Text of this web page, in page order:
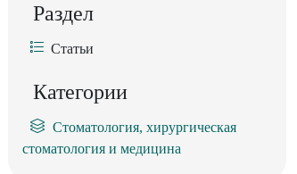
Раздел
Статьи
Категории
Стоматология, хирургическая
стоматология и медицина